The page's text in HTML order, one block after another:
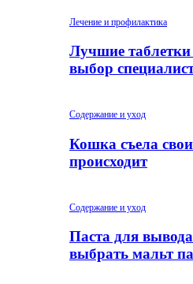
Лечение и профилактика
Лучшие таблетки
выбор
Содержание и уход
Кошка съела
происходит
Содержание и уход
Паста для
выбрать мальт